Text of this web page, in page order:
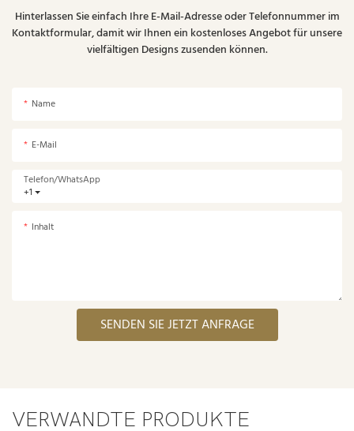
Hinterlassen Sie einfach Ihre E-Mail-Adresse oder Telefonnummer im
Kontaktformular, damit wir Ihnen ein kostenloses Angebot für unsere
vielfältigen Designs zusenden können.
Name
E-Mail
+1
Telefon/WhatsApp
Inhalt
SENDEN SIE JETZT ANFRAGE
VERWANDTE PRODUKTE